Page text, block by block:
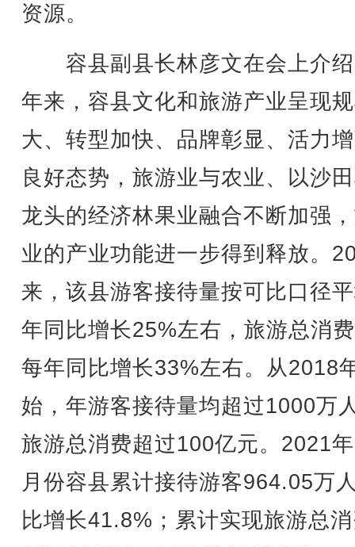
资源。
容县副县长林彦文在会上介
年来，容县文化和旅游产业呈现
大、转型加快、品牌彰显、活力
良好态势，旅游业与农业、以沙
龙头的经济林果业融合不断加强
业的产业功能进一步得到释放。
来，该县游客接待量按可比口径
年同比增长25%左右，旅游总消
每年同比增长33%左右。从2018
始，年游客接待量均超过1000万
旅游总消费超过100亿元。2021
月份容县累计接待游客964.05万
比增长41.8%；累计实现旅游总